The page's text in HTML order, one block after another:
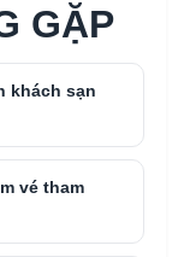
GẶP
khách sạn
vé tham